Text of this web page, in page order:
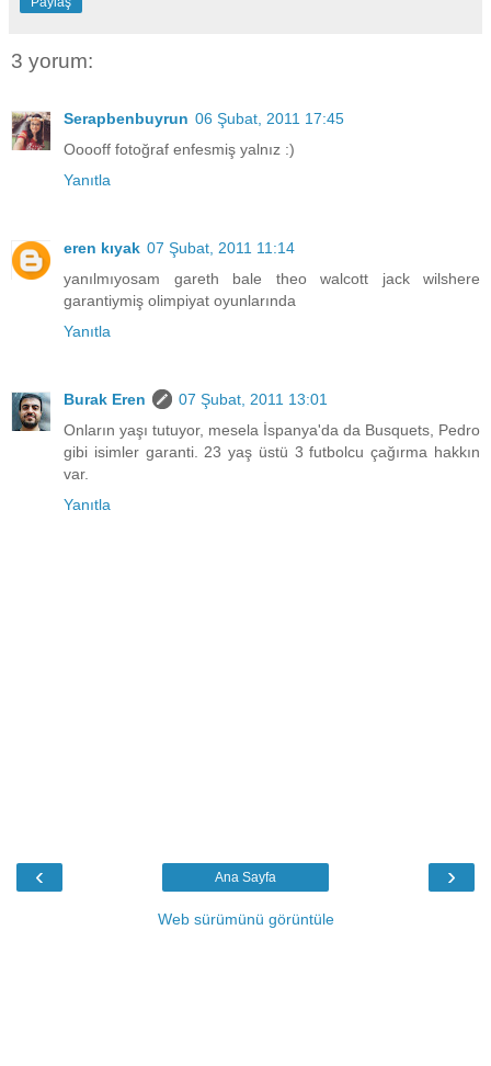
3 yorum:
Serapbenbuyrun 06 Şubat, 2011 17:45
Ooooff fotoğraf enfesmiş yalnız :)
Yanıtla
eren kıyak 07 Şubat, 2011 11:14
yanılmıyosam gareth bale theo walcott jack wilshere
garantiymiş olimpiyat oyunlarında
Yanıtla
Burak Eren
07 Şubat, 2011 13:01
Onların yaşı tutuyor, mesela İspanya'da da Busquets, Pedro
gibi isimler garanti. 23 yaş üstü 3 futbolcu çağırma hakkın
var.
Yanıtla
‹ ›
Ana Sayfa
Web sürümünü görüntüle